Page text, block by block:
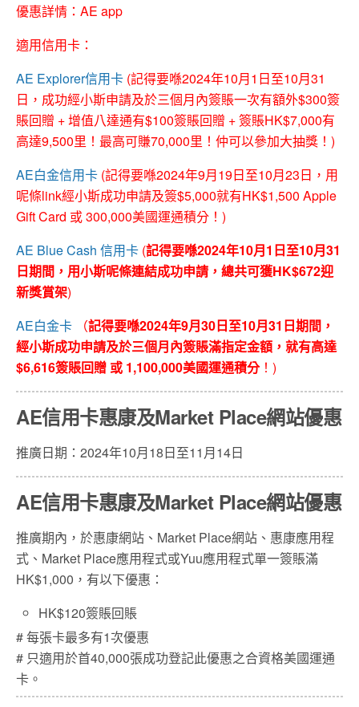
優惠詳情：AE app
適用信用卡：
AE Explorer信用卡 (記得要喺2024年10月1日至10月31
日，成功經小斯申請及於三個月內簽賬一次有額外$300簽
賬回贈 + 增值八達通有$100簽賬回贈 + 簽賬HK$7,000有
高達9,500里！最高可賺70,000里！仲可以參加大抽獎！ )
AE白金信用卡 (記得要喺2024年9月19日至10月23日，用
呢條link經小斯成功申請及簽$5,000就有HK$1,500 Apple
Gift Card 或 300,000美國運通積分！)
AE Blue Cash 信用卡 (記得要喺2024年10月1日至10月31
日期間，用小斯呢條連結成功申請，總共可獲HK$672迎
新獎賞架)
AE白金卡
（記得要喺2024年9月30日至10月31日期間，
經小斯成功申請及於三個月內簽賬滿指定金額，就有高達
$6,616簽賬回贈 或 1,100,000美國運通積分！)
AE信用卡惠康及Market Place網站優惠
推廣日期：2024年10月18日至11月14日
AE信用卡惠康及Market Place網站優惠
推廣期內，於惠康網站、Market Place網站、惠康應用程
式、Market Place應用程式或Yuu應用程式單一簽賬滿
HK$1,000，有以下優惠：
HK$120簽賬回賬
# 每張卡最多有1次優惠
# 只適用於首40,000張成功登記此優惠之合資格美國運通
卡。